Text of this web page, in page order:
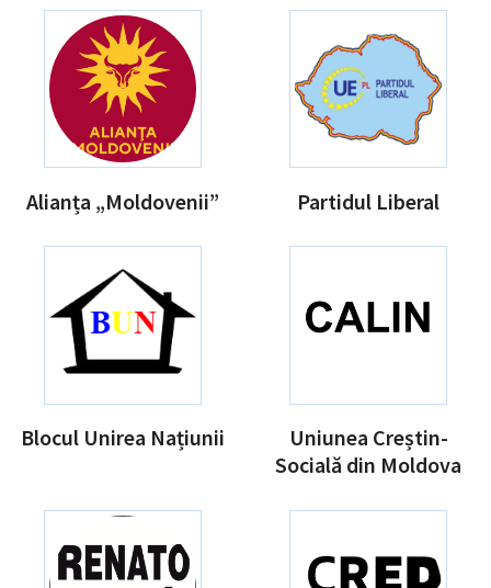
Alianța „Moldovenii” Partidul Liberal
Blocul Unirea Națiunii
Uniunea Creștin-
Socială din Moldova